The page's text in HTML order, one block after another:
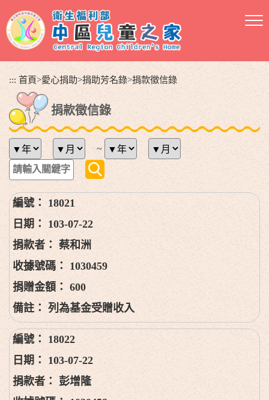
到
主
::: 首頁>愛心捐助>捐助芳名錄>捐款徵信錄
捐款徵信錄
~
18021
103-07-22
蔡和洲
1030459
600
列為基金受贈收入
18022
103-07-22
彭增隆